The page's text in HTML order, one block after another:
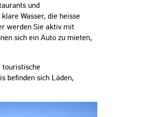
und
Wasser, die heisse
werden Sie aktiv mit
sich ein Auto zu mieten,
touristische
befinden sich Läden,